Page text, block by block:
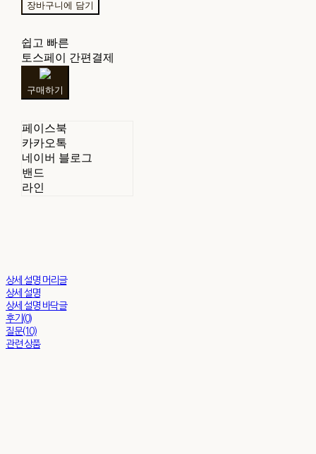
장바구니에 담기
쉽고 빠른
토스페이 간편결제
구매하기
페이스북
카카오톡
네이버 블로그
밴드
라인
상세 설명 머리글
상세 설명
상세 설명 바닥글
후기(0)
질문(10)
관련 상품